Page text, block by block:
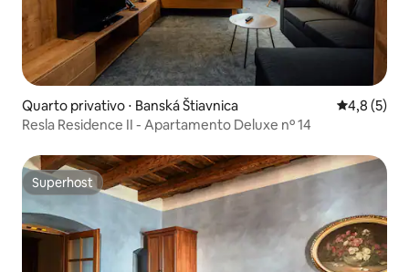
Quarto privativo ⋅ Banská Štiavnica 4,8 de
4,8 (5)
Resla Residence II - Apartamento Deluxe nº 14
Superhost
Superhost